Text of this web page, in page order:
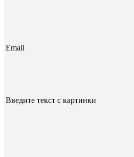
Email
Введите текст с картинки